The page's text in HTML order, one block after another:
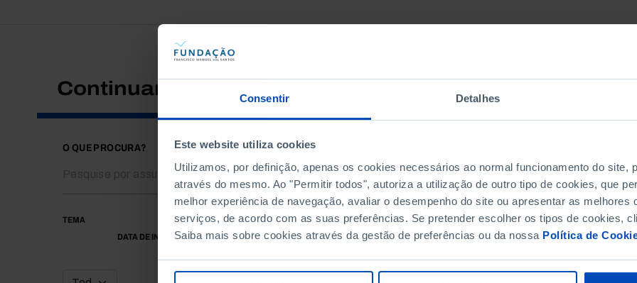
Consentir Detalhes
Este website utiliza cookies
Utilizamos, por definição, apenas os cookies necessários ao normal funcionamento do site,
através do mesmo. Ao "Permitir todos", autoriza a utilização de outro tipo de cookies, que
melhor experiência de navegação, avaliar o desempenho do site ou apresentar as melhores
serviços, de acordo com as suas preferências. Se pretender escolher os tipos de cookies,
Saiba mais sobre cookies através da gestão de preferências ou da nossa Política de
Continuar a pesquisar
O QUE PROCURA?
TEMA
DATA DE INÍCIO
DATA DE FIM